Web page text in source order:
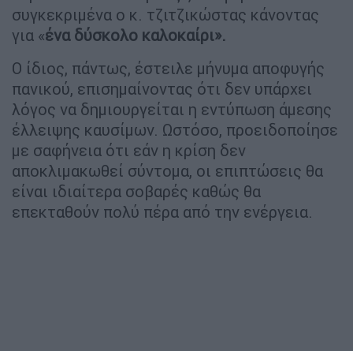
συγκεκριμένα ο κ. τζιτζικώστας κάνοντας
για «ένα δύσκολο καλοκαίρι».
Ο ίδιος, πάντως, έστειλε μήνυμα αποφυγής
πανικού, επισημαίνοντας ότι δεν υπάρχει
λόγος να δημιουργείται η εντύπωση άμεσης
έλλειψης καυσίμων. Ωστόσο, προειδοποίησε
με σαφήνεια ότι εάν η κρίση δεν
αποκλιμακωθεί σύντομα, οι επιπτώσεις θα
είναι ιδιαίτερα σοβαρές καθώς θα
επεκταθούν πολύ πέρα από την ενέργεια.